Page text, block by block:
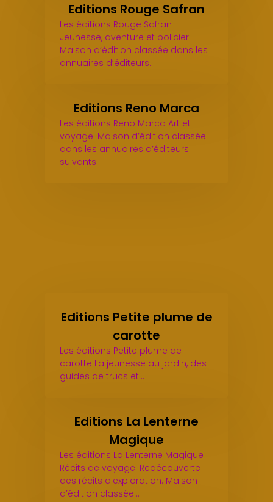
Editions Rouge Safran
Les éditions Rouge Safran
Jeunesse, aventure et policier.
Maison d’édition classée dans les
annuaires d’éditeurs…
Editions Reno Marca
Les éditions Reno Marca Art et
voyage. Maison d’édition classée
dans les annuaires d’éditeurs
suivants…
Editions Petite plume de
carotte
Les éditions Petite plume de
carotte La jeunesse au jardin, des
guides de trucs et…
Editions La Lenterne
Magique
Les éditions La Lenterne Magique
Récits de voyage. Redécouverte
des récits d'exploration. Maison
d’édition classée…